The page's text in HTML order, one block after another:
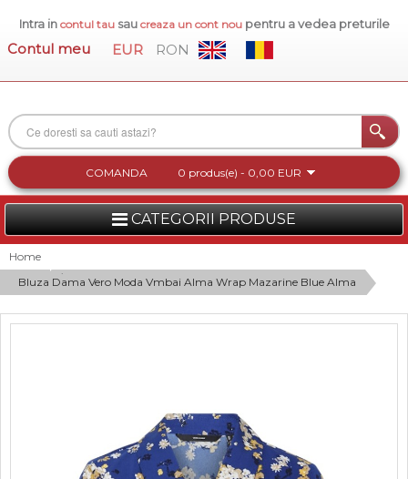
Intra in contul tausau creaza un cont nou pentru a vedea preturile
Contul meu EUR RON
COMANDA 0 produs(e) - 0,00 EUR
CATEGORII PRODUSE
FEMEI
BARBATI
Home
Bluza Dama Vero Moda Vmbai Alma Wrap Mazarine Blue Alma